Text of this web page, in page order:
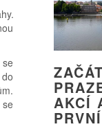
se
se
AKCÍ